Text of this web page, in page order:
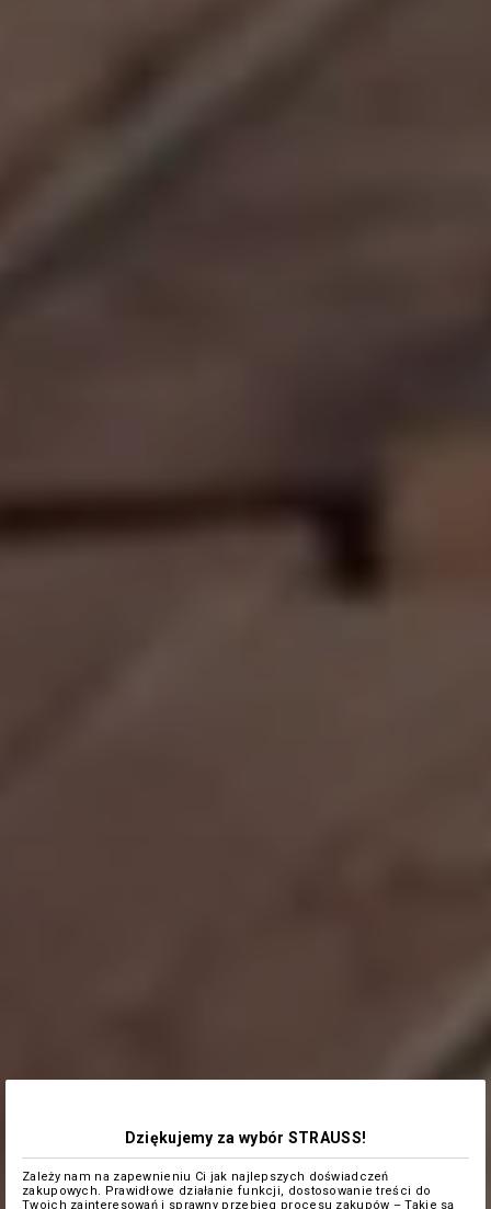
Dziękujemy za wybór STRAUSS!
Zależy nam na zapewnieniu Ci jak najlepszych doświadczeń
zakupowych. Prawidłowe działanie funkcji, dostosowanie treści do
Twoich zainteresowań i sprawny przebieg procesu zakupów – Takie są